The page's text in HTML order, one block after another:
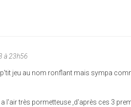
à 23h56
p'tit jeu au nom ronflant mais sympa
l'air très pormetteuse ,d'après ces 3